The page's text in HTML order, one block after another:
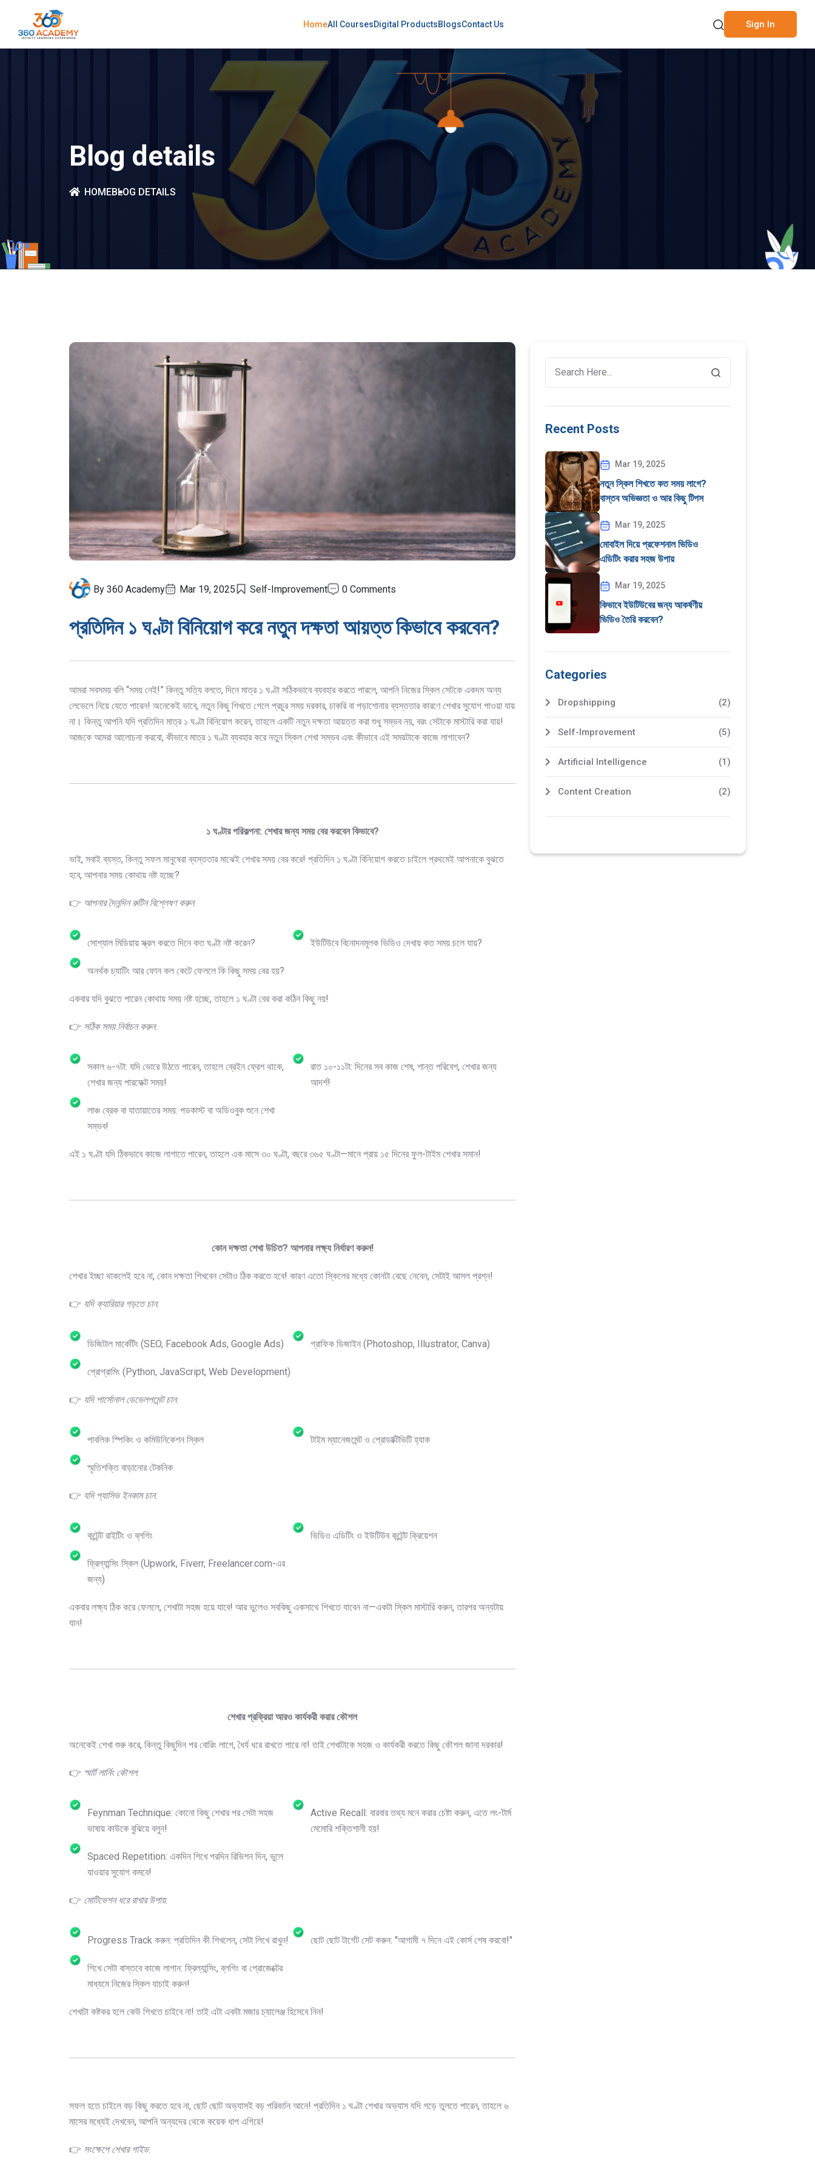
HomeAll CoursesDigital ProductsBlogsContact Us Sign In
Blog details
HOMEBLOG DETAILS
By 360 Academy Mar 19, 2025 Self-Improvement 0 Comments
প্রতিদিন ১ ঘণ্টা বিনিয়োগ করে নতুন দক্ষতা আয়ত্ত কিভাবে করবেন?
আমরা সবসময় বলি “সময় নেই!” কিন্তু সত্যি বলতে, দিনে মাত্র ১ ঘণ্টা সঠিকভাবে ব্যবহার করতে পারলে, আপনি নিজের স্কিল সেটকে একদম অন্য
লেভেলে নিয়ে যেতে পারেন! অনেকেই ভাবে, নতুন কিছু শিখতে গেলে প্রচুর সময় দরকার, চাকরি বা পড়াশোনার ব্যস্ততার কারণে শেখার সুযোগ পাওয়া যায়
না। কিন্তু আপনি যদি প্রতিদিন মাত্র ১ ঘণ্টা বিনিয়োগ করেন, তাহলে একটি নতুন দক্ষতা আয়ত্ত করা শুধু সম্ভব নয়, বরং সেটাকে মাস্টারি করা যায়!
আজকে আমরা আলোচনা করবো, কীভাবে মাত্র ১ ঘণ্টা ব্যবহার করে নতুন স্কিল শেখা সম্ভব এবং কীভাবে এই সময়টাকে কাজে লাগাবেন?
১ ঘণ্টার পরিকল্পনা: শেখার জন্য সময় বের করবেন কিভাবে?
ভাই, সবাই ব্যস্ত, কিন্তু সফল মানুষেরা ব্যস্ততার মাঝেই শেখার সময় বের করে! প্রতিদিন ১ ঘণ্টা বিনিয়োগ করতে চাইলে প্রথমেই আপনাকে বুঝতে
হবে, আপনার সময় কোথায় নষ্ট হচ্ছে?
👉 আপনার দৈনন্দিন রুটিন বিশ্লেষণ করুন:
সোশ্যাল মিডিয়ায় স্ক্রল করতে দিনে কত ঘণ্টা নষ্ট করেন? ইউটিউবে বিনোদনমূলক ভিডিও দেখায় কত সময় চলে যায়?
অনর্থক চ্যাটিং আর ফোন কল কেটে ফেললে কি কিছু সময় বের হয়?
একবার যদি বুঝতে পারেন কোথায় সময় নষ্ট হচ্ছে, তাহলে ১ ঘণ্টা বের করা কঠিন কিছু নয়!
👉 সঠিক সময় নির্বাচন করুন:
সকাল ৬-৭টা: যদি ভোরে উঠতে পারেন, তাহলে ব্রেইন ফ্রেশ থাকে,
শেখার জন্য পারফেক্ট সময়!
রাত ১০-১১টা: দিনের সব কাজ শেষ, শান্ত পরিবেশ, শেখার জন্য
আদর্শ!
লাঞ্চ ব্রেক বা যাতায়াতের সময়: পডকাস্ট বা অডিওবুক শুনে শেখা
সম্ভব!
এই ১ ঘণ্টা যদি ঠিকভাবে কাজে লাগাতে পারেন, তাহলে এক মাসে ৩০ ঘণ্টা, বছরে ৩৬৫ ঘণ্টা—মানে প্রায় ১৫ দিনের ফুল-টাইম শেখার সমান!
কোন দক্ষতা শেখা উচিত? আপনার লক্ষ্য নির্ধারণ করুন!
শেখার ইচ্ছা থাকলেই হবে না, কোন দক্ষতা শিখবেন সেটাও ঠিক করতে হবে! কারণ এতো স্কিলের মধ্যে কোনটা বেছে নেবেন, সেটাই আসল প্রশ্ন!
👉 যদি ক্যারিয়ার গড়তে চান:
ডিজিটাল মার্কেটিং (SEO, Facebook Ads, Google Ads) গ্রাফিক ডিজাইন (Photoshop, Illustrator, Canva)
প্রোগ্রামিং (Python, JavaScript, Web Development)
👉 যদি পার্সোনাল ডেভেলপমেন্ট চান:
পাবলিক স্পিকিং ও কমিউনিকেশন স্কিল টাইম ম্যানেজমেন্ট ও প্রোডাক্টিভিটি হ্যাক
স্মৃতিশক্তি বাড়ানোর টেকনিক
👉 যদি প্যাসিভ ইনকাম চান:
কন্টেন্ট রাইটিং ও ব্লগিং ভিডিও এডিটিং ও ইউটিউব কন্টেন্ট ক্রিয়েশন
ফ্রিল্যান্সিং স্কিল (Upwork, Fiverr, Freelancer.com-এর
জন্য)
একবার লক্ষ্য ঠিক করে ফেললে, শেখাটা সহজ হয়ে যাবে! আর ভুলেও সবকিছু একসাথে শিখতে যাবেন না—একটা স্কিল মাস্টারি করুন, তারপর অন্যটায়
যান!
শেখার প্রক্রিয়া আরও কার্যকরী করার কৌশল
অনেকেই শেখা শুরু করে, কিন্তু কিছুদিন পর বোরিং লাগে, ধৈর্য ধরে রাখতে পারে না! তাই শেখাটাকে সহজ ও কার্যকরী করতে কিছু কৌশল জানা দরকার!
👉 স্মার্ট লার্নিং কৌশল:
Feynman Technique: কোনো কিছু শেখার পর সেটা সহজ
ভাষায় কাউকে বুঝিয়ে বলুন!
Active Recall: বারবার তথ্য মনে করার চেষ্টা করুন, এতে লং-টার্ম
মেমোরি শক্তিশালী হয়!
Spaced Repetition: একদিন শিখে পরদিন রিভিশন দিন, ভুলে
যাওয়ার সুযোগ কমবে!
👉 মোটিভেশন ধরে রাখার উপায়:
Progress Track করুন: প্রতিদিন কী শিখলেন, সেটা লিখে রাখুন! ছোট ছোট টার্গেট সেট করুন: "আগামী ৭ দিনে এই কোর্স শেষ করবো!"
শিখে সেটা বাস্তবে কাজে লাগান: ফ্রিল্যান্সিং, ব্লগিং বা প্রোজেক্টের
মাধ্যমে নিজের স্কিল যাচাই করুন!
শেখাটা কষ্টকর হলে কেউ শিখতে চাইবে না! তাই এটা একটা মজার চ্যালেঞ্জ হিসেবে নিন!
সফল হতে চাইলে বড় কিছু করতে হবে না, ছোট ছোট অভ্যাসই বড় পরিবর্তন আনে! প্রতিদিন ১ ঘণ্টা শেখার অভ্যাস যদি গড়ে তুলতে পারেন, তাহলে ৬
মাসের মধ্যেই দেখবেন, আপনি অন্যদের থেকে কয়েক ধাপ এগিয়ে!
👉 সংক্ষেপে শেখার গাইড:
Recent Posts
Mar 19, 2025
নতুন স্কিল শিখতে কত সময় লাগে?
বাস্তব অভিজ্ঞতা ও আর কিছু টিপস
Mar 19, 2025
মোবাইল দিয়ে প্রফেশনাল ভিডিও
এডিটিং করার সহজ উপায়
Mar 19, 2025
কিভাবে ইউটিউবের জন্য আকর্ষণীয়
ভিডিও তৈরি করবেন?
Categories
Dropshipping (2)
Self-Improvement (5)
Artificial Intelligence (1)
Content Creation (2)